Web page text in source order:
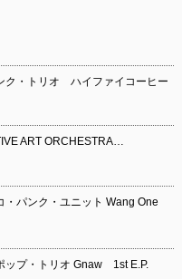
ク・トリオ ハイファイコーヒー
ART ORCHESTRA…
・パンク・ユニット Wang One
ップ・トリオ Gnaw 1st E.P.